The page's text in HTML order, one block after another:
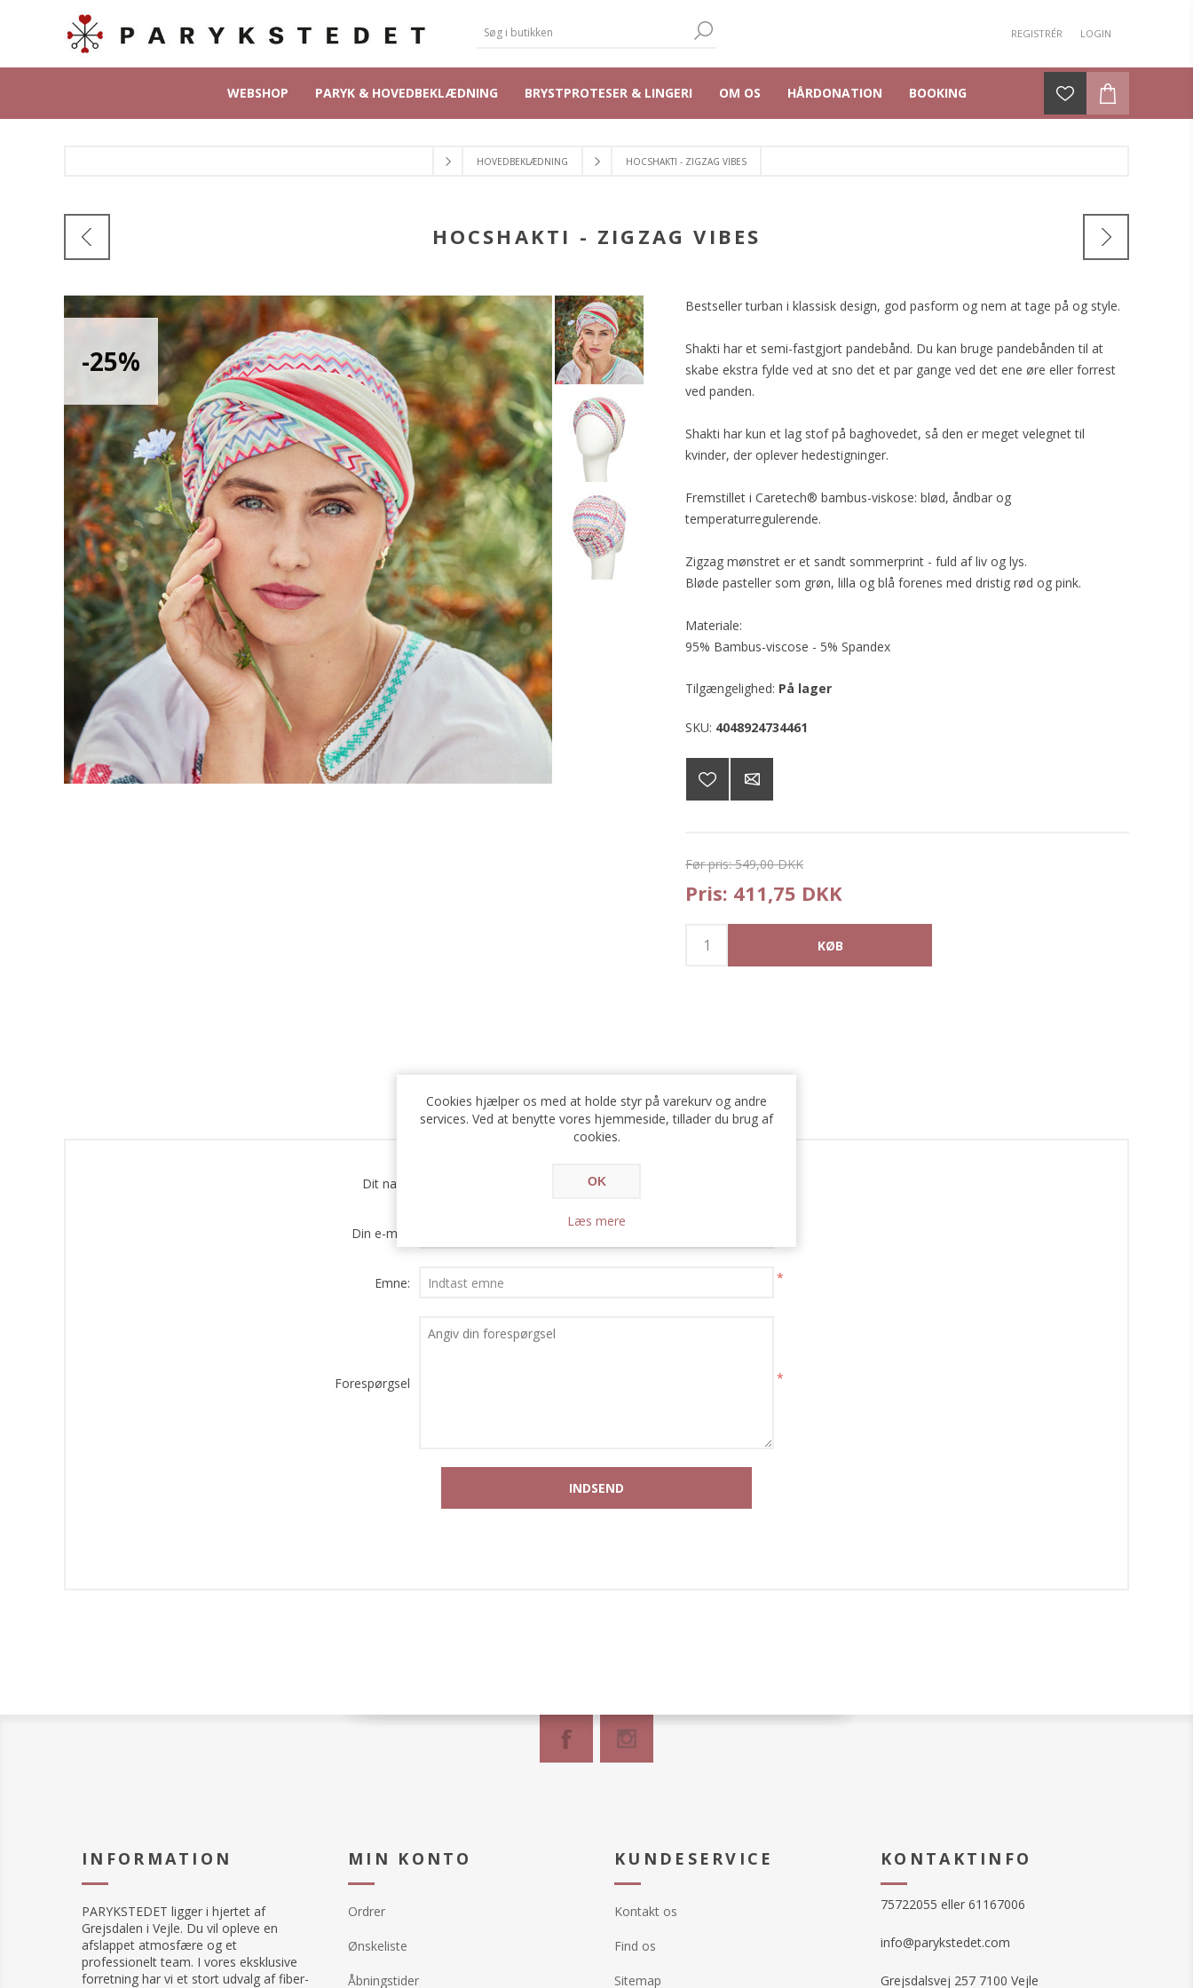
REGISTRÉR LOGIN
WEBSHOP PARYK & HOVEDBEKLÆDNING BRYSTPROTESER & LINGERI OM OS HÅRDONATION BOOKING
HOVEDBEKLÆDNING HOCSHAKTI - ZIGZAG VIBES
HOCSHAKTI - ZIGZAG VIBES
-25%
Bestseller turban i klassisk design, god pasform og nem at tage på og style.
Shakti har et semi-fastgjort pandebånd. Du kan bruge pandebånden til at
skabe ekstra fylde ved at sno det et par gange ved det ene øre eller forrest
ved panden.
Shakti har kun et lag stof på baghovedet, så den er meget velegnet til
kvinder, der oplever hedestigninger.
Fremstillet i Caretech® bambus-viskose: blød, åndbar og
temperaturregulerende.
Zigzag mønstret er et sandt sommerprint - fuld af liv og lys.
Bløde pasteller som grøn, lilla og blå forenes med dristig rød og pink.
Materiale:
95% Bambus-viscose - 5% Spandex
Tilgængelighed: På lager
SKU: 4048924734461
Før pris: 549,00 DKK
Pris: 411,75 DKK
KONTAKT OS
Dit navn
Din e-mail
Emne: *
Forespørgsel *
INFORMATION
PARYKSTEDET ligger i hjertet af
Grejsdalen i Vejle. Du vil opleve en
afslappet atmosfære og et
professionelt team. I vores eksklusive
forretning har vi et stort udvalg af fiber-
MIN KONTO
Ordrer
Ønskeliste
Åbningstider
KUNDESERVICE
Kontakt os
Find os
Sitemap
KONTAKTINFO
75722055 eller 61167006
info@parykstedet.com
Grejsdalsvej 257 7100 Vejle
Cookies hjælper os med at holde styr på varekurv og andre
services. Ved at benytte vores hjemmeside, tillader du brug af
cookies.
OK
Læs mere